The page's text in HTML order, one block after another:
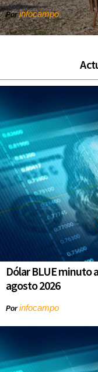
Porinfocampo
Dólar BLUE minuto
agosto 2026
Porinfocampo